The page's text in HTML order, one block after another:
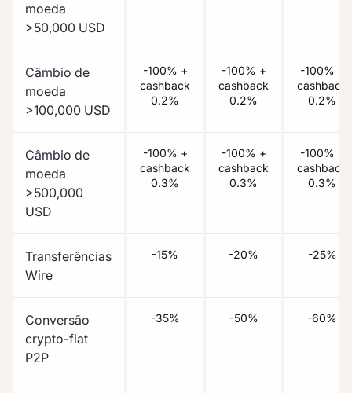
moeda
>50,000 USD
Câmbio de
moeda
>100,000 USD
Câmbio de
moeda
>500,000
USD
Transferências
Wire
Conversão
crypto-fiat
P2P
-100% +
cashback
0.2%
-100% +
cashback
0.3%
-15%
-35%
-100% +
cashback
0.2%
-100% +
cashback
0.3%
-20%
-50%
-100% +
cashback
0.2%
-100% +
cashback
0.3%
-25%
-60%